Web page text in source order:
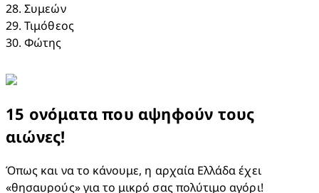
28. Συμεών​
29. Τιμόθεος​
30. Φώτης
15 ονόματα που αψηφούν τους
αιώνες!
Όπως και να το κάνουμε, η αρχαία Ελλάδα έχει
«θησαυρούς» για το μικρό σας πολύτιμο αγόρι!​